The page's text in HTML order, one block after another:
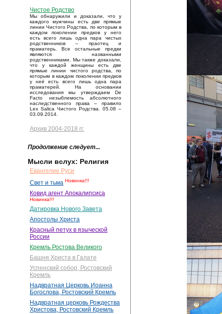
Чистое Родство
Мы обнаружили и доказали, что у
каждого мужчины есть две прямые
линии Чистого Родства, по которым в
каждом поколении предков у него
есть всего лишь одна пара чистых
родственников – праотец и
праматерь. Все остальные предки
являются названными
родственниками. Мы также доказали,
что у каждой женщины есть две
прямые линии чистого родства, по
которым в каждом поколении предков
у неё есть всего лишь одна пара
праматерей. На основании
исследования мы утверждаем De
Facto незыблемость абсолютного
наследственного права – правило
Lex Salica Чистого Родства. 05.08 –
03.09.2014.
Архив 2004-2018 гг.
Продолжение следует...
Мысли вслух: Религия
Евангелие Руси
Свет и тьма Новинка!!!
Ковид агент Апокалипсиса
Новинка!!!
Датировка Нового Завета
Апостолы Христа
Красный петух в языческой
России
Кремль Ростова Великого
Башня Христа в Галате
Успенский собор, Ростовский
Кремль
Надвратная Церковь Иоанна
Богослова, Ростовский Кремль
Надвратная церковь Рождества
Христова, Ростовский Кремль